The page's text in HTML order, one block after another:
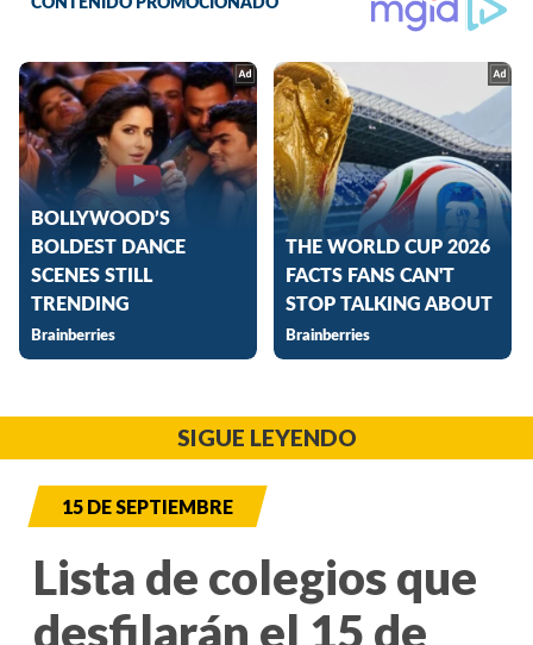
SIGUE LEYENDO
15 DE SEPTIEMBRE
Lista de colegios que
desfilarán el 15 de